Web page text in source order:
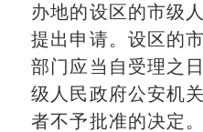
办地的设区的市级
提出申请。设区的
部门应当自受理之
级人民政府公安机
者不予批准的决定